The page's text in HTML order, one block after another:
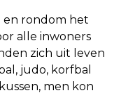
en rondom het
alle inwoners
zich uit leven
judo, korfbal
men kon